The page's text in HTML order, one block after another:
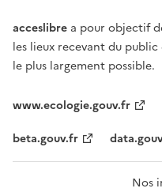
acceslibre a pour objectif
les lieux recevant du
le plus largement possible.
www.ecologie.gouv.fr
beta.gouv.fr
Nos